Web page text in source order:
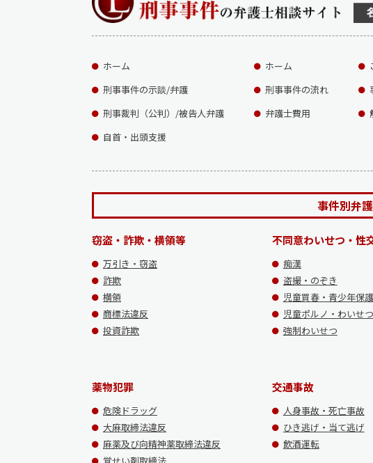
ホーム
刑事事件の示談/弁護
刑事裁判（公判）/被告人弁護
自首・出頭支援
ホーム
刑事事件の流れ
弁護士費用
事件別弁
窃盗・詐欺・横領等
万引き・窃盗
詐欺
横領
商標法違反
投資詐欺
不同意わいせつ・性
痴漢
盗撮・のぞき
児童買春・青少年保
児童ポルノ・わいせ
強制わいせつ
薬物犯罪
危険ドラッグ
大麻取締法違反
麻薬及び向精神薬取締法違反
覚せい剤取締法
交通事故
人身事故・死亡事故
ひき逃げ・当て逃げ
飲酒運転